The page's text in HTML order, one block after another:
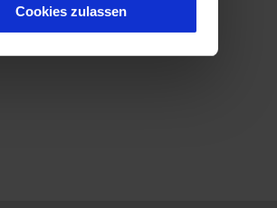
Cookies zulassen